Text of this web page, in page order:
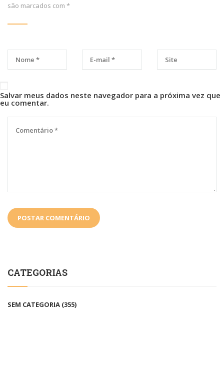
são marcados com *
Salvar meus dados neste navegador para a próxima vez que
eu comentar.
CATEGORIAS
SEM CATEGORIA (355)